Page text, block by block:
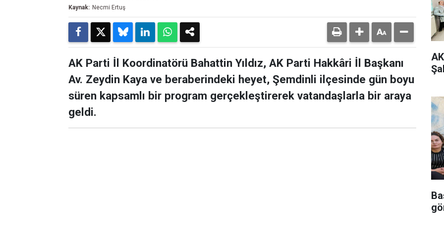
Kaynak: Necmi Ertuş
AK Parti İl Koordinatörü Bahattin Yıldız, AK Parti Hakkâri İl Başkanı
Av. Zeydin Kaya ve beraberindeki heyet, Şemdinli ilçesinde gün boyu
süren kapsamlı bir program gerçekleştirerek vatandaşlarla bir araya
geldi.